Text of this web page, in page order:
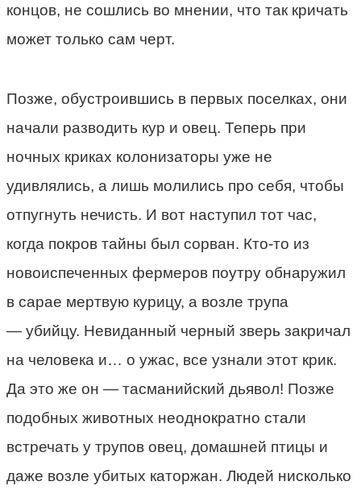
концов, не сошлись во мнении, что так кричать
может только сам черт.
Позже, обустроившись в первых поселках, они
начали разводить кур и овец. Теперь при
ночных криках колонизаторы уже не
удивлялись, а лишь молились про себя, чтобы
отпугнуть нечисть. И вот наступил тот час,
когда покров тайны был сорван. Кто-то из
новоиспеченных фермеров поутру обнаружил
в сарае мертвую курицу, а возле трупа
— убийцу. Невиданный черный зверь закричал
на человека и… о ужас, все узнали этот крик.
Да это же он — тасманийский дьявол! Позже
подобных животных неоднократно стали
встречать у трупов овец, домашней птицы и
даже возле убитых каторжан. Людей нисколько